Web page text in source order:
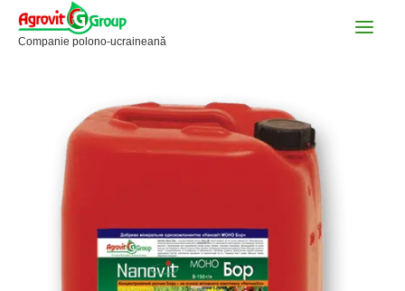
Skip
Companie polono-ucraineană